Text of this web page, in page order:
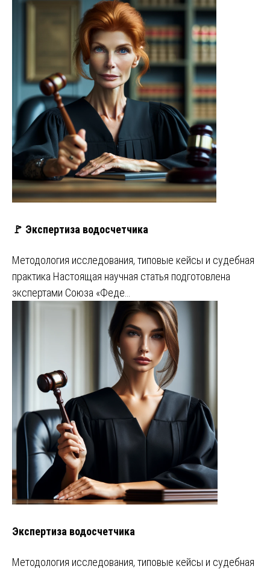
🚩 Экспертиза водосчетчика
Методология исследования, типовые кейсы и судебная
практика Настоящая научная статья подготовлена
экспертами Союза «Феде…
Экспертиза водосчетчика
Методология исследования, типовые кейсы и судебная